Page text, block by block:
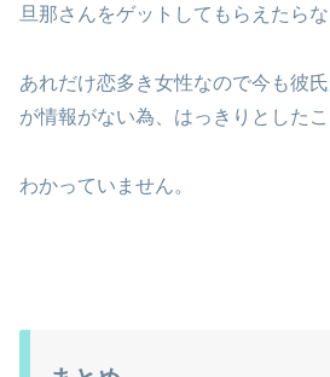
旦那さんをゲットしてもらえたらな
あれだけ恋多き女性なので今も彼
が情報がない為、はっきりとした
わかっていません。